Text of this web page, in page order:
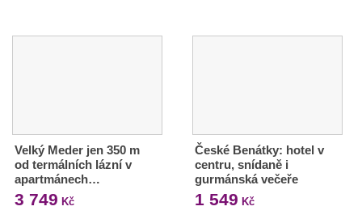
Velký Meder jen 350 m
od termálních lázní v
apartmánech…
3 749 Kč
České Benátky: hotel v
centru, snídaně i
gurmánská večeře
1 549 Kč